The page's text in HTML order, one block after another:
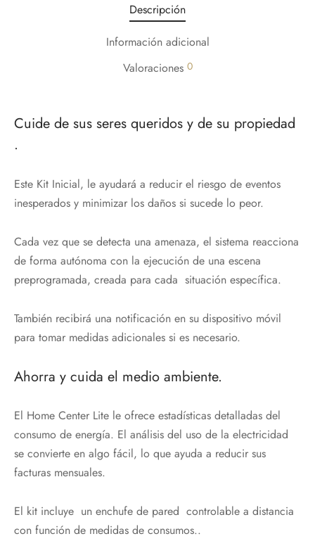
Descripción
Información adicional
Valoraciones 0
Cuide de sus seres queridos y de su propiedad
.
Este Kit Inicial, le ayudará a reducir el riesgo de eventos
inesperados y minimizar los daños si sucede lo peor.
Cada vez que se detecta una amenaza, el sistema reacciona
de forma autónoma con la ejecución de una escena
preprogramada, creada para cada situación específica.
También recibirá una notificación en su dispositivo móvil
para tomar medidas adicionales si es necesario.
Ahorra y cuida el medio ambiente.
El Home Center Lite le ofrece estadísticas detalladas del
consumo de energía. El análisis del uso de la electricidad
se convierte en algo fácil, lo que ayuda a reducir sus
facturas mensuales.
El kit incluye un enchufe de pared controlable a distancia
con función de medidas de consumos..